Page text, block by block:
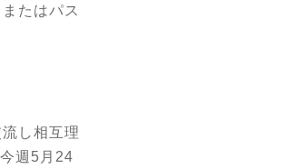
たはパス
し相互理
週 5 月 24